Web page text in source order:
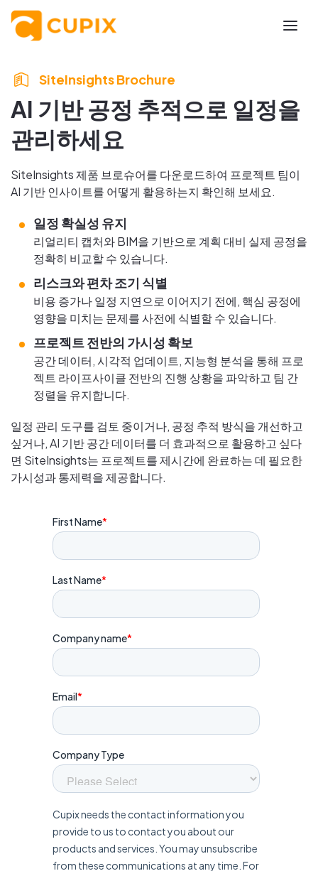
SiteInsights Brochure
AI 기반 공정 추적으로 일정을
관리하세요
SiteInsights 제품 브로슈어를 다운로드하여 프로젝트 팀이
AI 기반 인사이트를 어떻게 활용하는지 확인해 보세요.
일정 확실성 유지
리얼리티 캡처와 BIM을 기반으로 계획 대비 실제 공정을
정확히 비교할 수 있습니다.
리스크와 편차 조기 식별
비용 증가나 일정 지연으로 이어지기 전에, 핵심 공정에
영향을 미치는 문제를 사전에 식별할 수 있습니다.
프로젝트 전반의 가시성 확보
공간 데이터, 시각적 업데이트, 지능형 분석을 통해 프로
젝트 라이프사이클 전반의 진행 상황을 파악하고 팀 간
정렬을 유지합니다.
일정 관리 도구를 검토 중이거나, 공정 추적 방식을 개선하고
싶거나, AI 기반 공간 데이터를 더 효과적으로 활용하고 싶다
면 SiteInsights는 프로젝트를 제시간에 완료하는 데 필요한
가시성과 통제력을 제공합니다.